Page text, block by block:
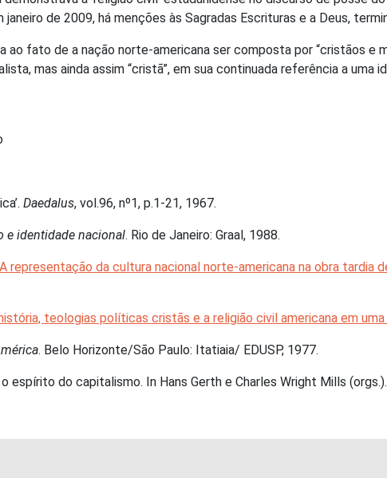
de 2009, há menções às Sagradas Escrituras e a Deus,
ao fato de a nação norte-americana ser composta por “cristãos e
mas ainda assim “cristã”, em sua continuada referência a uma
Daedalus, vol.96, nº1, p.1-21, 1967.
e identidade nacional. Rio de Janeiro: Graal, 1988.
representação da cultura nacional norte-americana na obra tardia
teologias políticas cristãs e a religião civil americana em
. Belo Horizonte/São Paulo: Itatiaia/ EDUSP, 1977.
espírito do capitalismo. In Hans Gerth e Charles Wright Mills (orgs.).